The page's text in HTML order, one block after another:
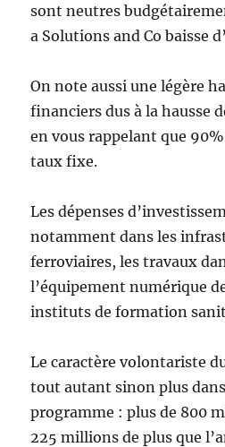
sont neutres
a Solutions and Co baisse
On note aussi une légère
financiers dus à la hausse
en vous rappelant que
taux fixe.
Les dépenses
notamment dans les
ferroviaires, les travaux
l’équipement numérique
instituts de formation
Le caractère volontariste
tout autant sinon plus
programme : plus de 800
225 millions de plus que